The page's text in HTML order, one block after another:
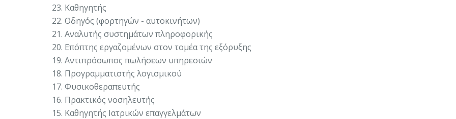
23. Καθηγητής
22. Οδηγός (φορτηγών - αυτοκινήτων)
21. Αναλυτής συστημάτων πληροφορικής
20. Επόπτης εργαζομένων στον τομέα της εξόρυξης
19. Αντιπρόσωπος πωλήσεων υπηρεσιών
18. Προγραμματιστής λογισμικού
17. Φυσικοθεραπευτής
16. Πρακτικός νοσηλευτής
15. Καθηγητής Ιατρικών επαγγελμάτων